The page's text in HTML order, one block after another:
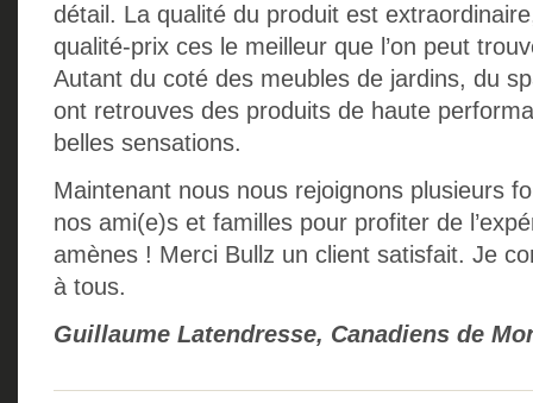
détail. La qualité du produit est
qualité-prix ces le meilleur que l’on peut
Autant du coté des meubles de jardins, du
ont retrouves des produits de haute
belles sensations.
Maintenant nous nous rejoignons plusieurs
nos ami(e)s et familles pour profiter de
amènes ! Merci Bullz un client satisfait. Je
à tous.
Guillaume Latendresse, Canadiens de